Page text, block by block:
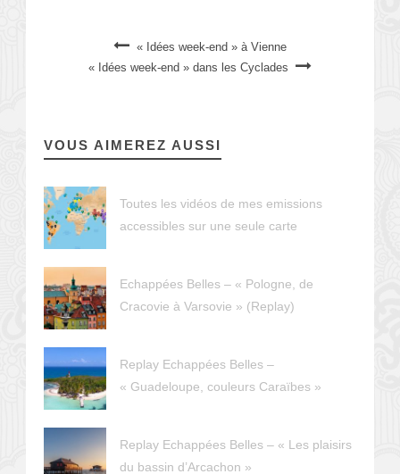
« Idées week-end » à Vienne
« Idées week-end » dans les Cyclades
VOUS AIMEREZ AUSSI
Toutes les vidéos de mes emissions
accessibles sur une seule carte
Echappées Belles – « Pologne, de
Cracovie à Varsovie » (Replay)
Replay Echappées Belles –
« Guadeloupe, couleurs Caraïbes »
Replay Echappées Belles – « Les plaisirs
du bassin d’Arcachon »